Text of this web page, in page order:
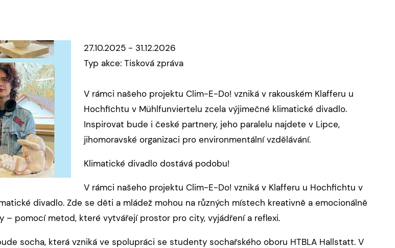
27.10.2025 - 31.12.2026
Typ akce: Tisková zpráva
V rámci našeho projektu Clim-E-Do! vzniká v rakouském Klafferu u
Hochfichtu v Mühlfunviertelu zcela výjimečné klimatické divadlo.
Inspirovat bude i české partnery, jeho paralelu najdete v Lipce,
jihomoravské organizaci pro environmentální vzdělávání.
Klimatické divadlo dostává podobu!
V rámci našeho projektu Clim-E-Do! vzniká v Klafferu u Hochfichtu v
divadlo. Zde se děti a mládež mohou na různých místech kreativně a emocionálně
– pomocí metod, které vytvářejí prostor pro city, vyjádření a reflexi.
socha, která vzniká ve spolupráci se studenty sochařského oboru HTBLA Hallstatt. V